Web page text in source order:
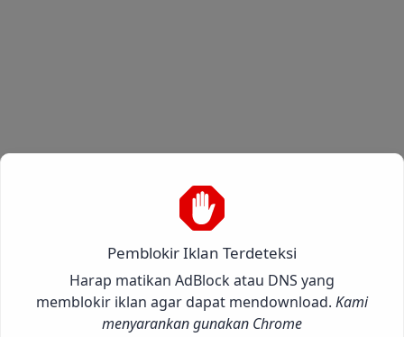
Pemblokir Iklan Terdeteksi
Harap matikan AdBlock atau DNS yang
memblokir iklan agar dapat mendownload. Kami
menyarankan gunakan Chrome